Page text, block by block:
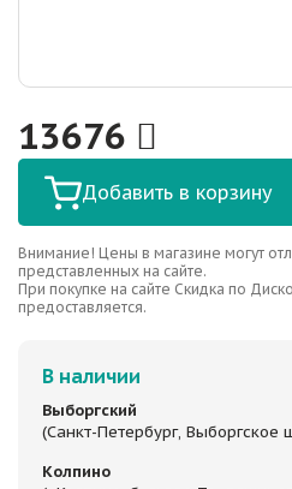
13676
Добавить в корзину
Внимание! Цены в магазине могут
представленных на сайте.
При покупке на сайте Скидка по
предоставляется.
В наличии
Выборгский
(Санкт-Петербург, Выборгское
Колпино